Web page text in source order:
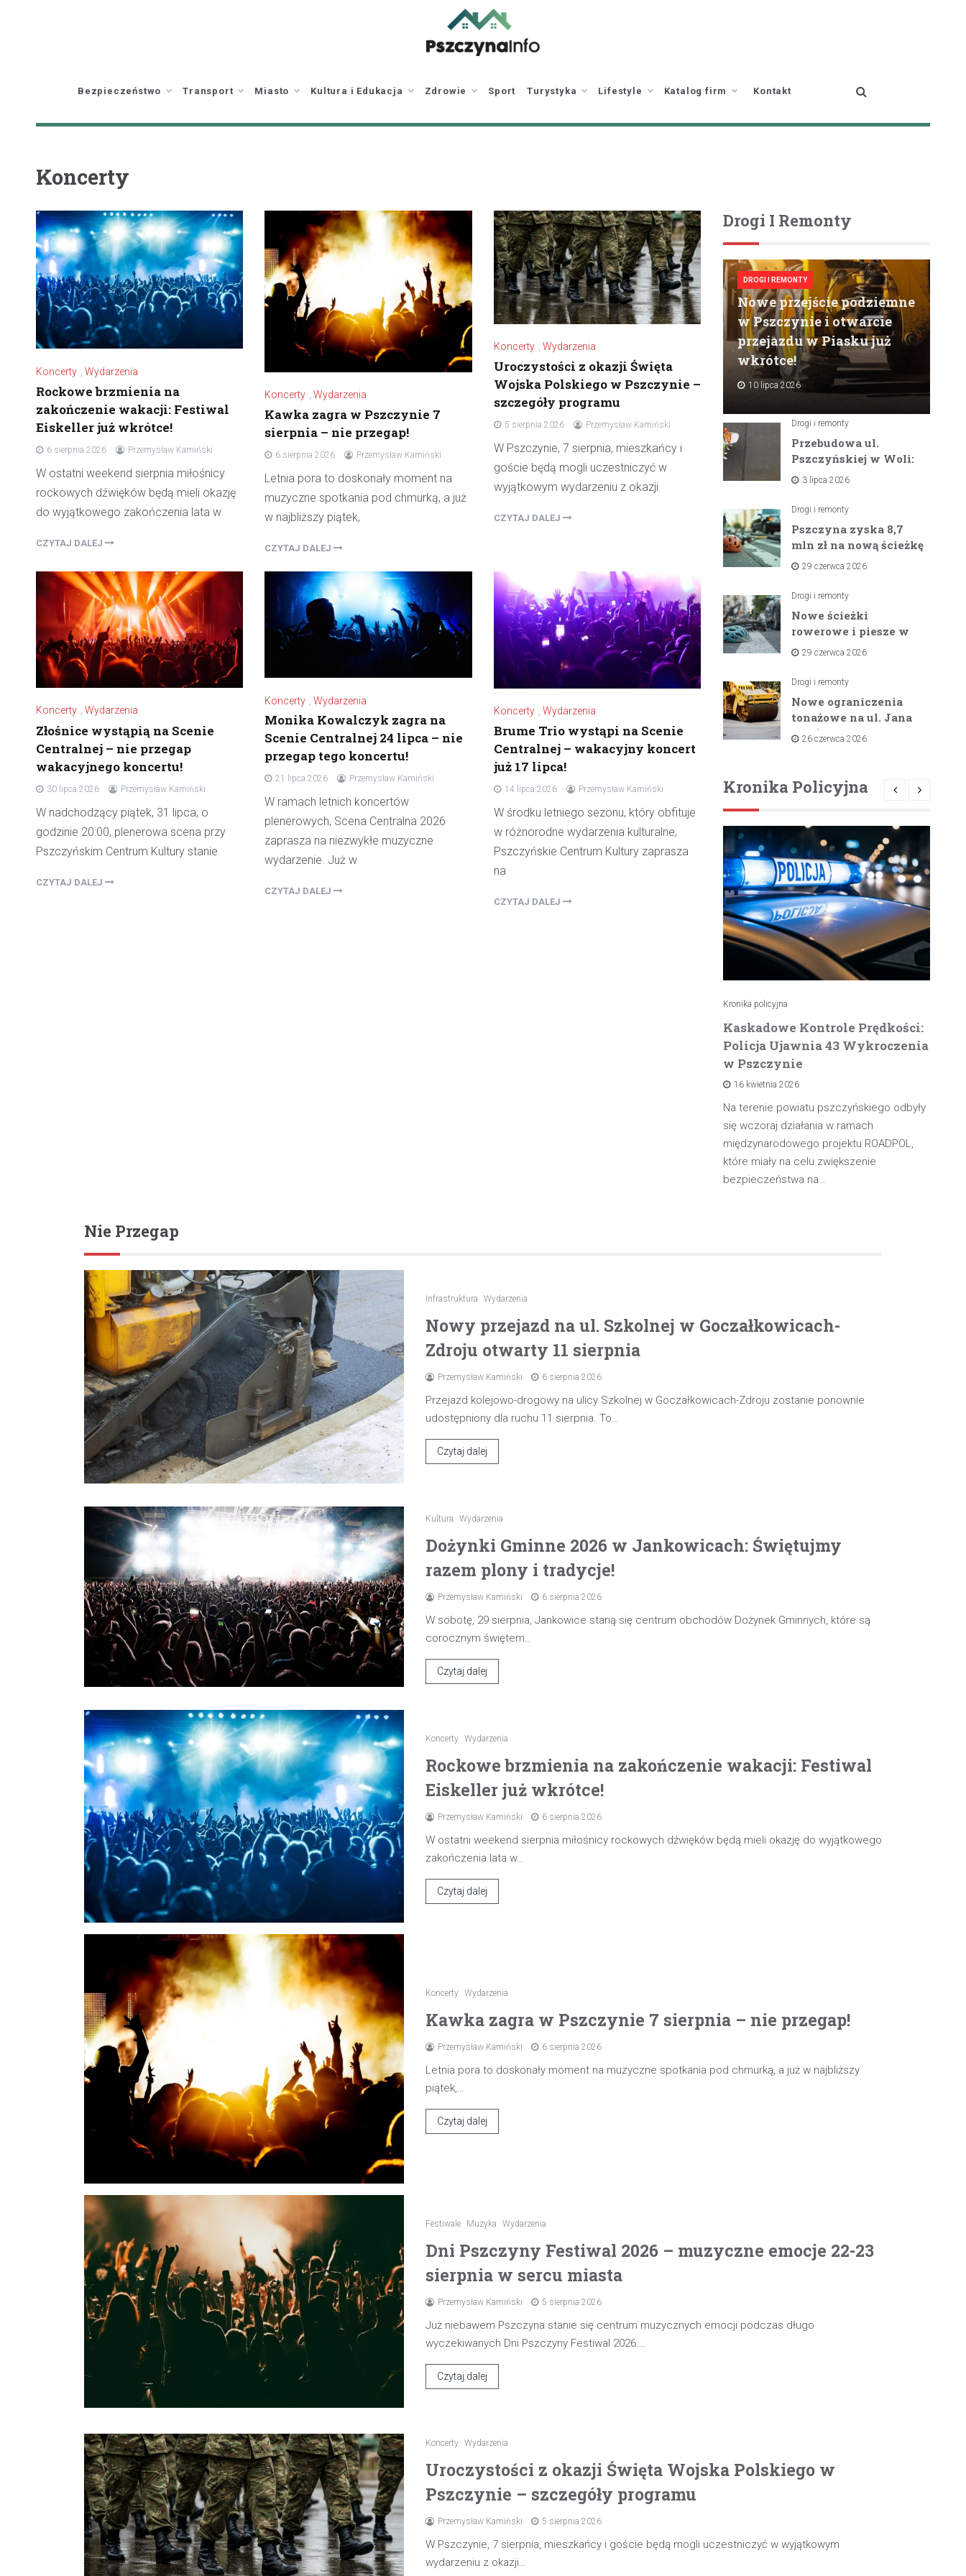
Bezpieczeństwo Transport Miasto Kultura i Edukacja Zdrowie Sport Turystyka Lifestyle Katalog firm Kontakt
Koncerty
Koncerty Wydarzenia
Rockowe brzmienia na
zakończenie wakacji: Festiwal
Eiskeller już wkrótce!
6 sierpnia 2026 Przemysław Kamiński
W ostatni weekend sierpnia miłośnicy
rockowych dźwięków będą mieli okazję
do wyjątkowego zakończenia lata w
CZYTAJ DALEJ
Koncerty ,Wydarzenia
Kawka zagra w Pszczynie 7
sierpnia – nie przegap!
6 sierpnia 2026 Przemysław Kamiński
Letnia pora to doskonały moment na
muzyczne spotkania pod chmurką, a już
w najbliższy piątek,
CZYTAJ DALEJ
Koncerty Wydarzenia
Uroczystości z okazji Święta
Wojska Polskiego w Pszczynie –
szczegóły programu
5 sierpnia 2026 Przemysław Kamiński
W Pszczynie, 7 sierpnia, mieszkańcy i
goście będą mogli uczestniczyć w
wyjątkowym wydarzeniu z okazji
CZYTAJ DALEJ
Koncerty , Wydarzenia
Złośnice wystąpią na Scenie
Centralnej – nie przegap
wakacyjnego koncertu!
30 lipca 2026 Przemysław Kamiński
W nadchodzący piątek, 31 lipca, o
godzinie 20:00, plenerowa scena przy
Pszczyńskim Centrum Kultury stanie
CZYTAJ DALEJ
Koncerty ,Wydarzenia
Monika Kowalczyk zagra na
Scenie Centralnej 24 lipca – nie
przegap tego koncertu!
21 lipca 2026 Przemysław Kamiński
W ramach letnich koncertów
plenerowych, Scena Centralna 2026
zaprasza na niezwykłe muzyczne
wydarzenie. Już w
CZYTAJ DALEJ
Koncerty Wydarzenia
Brume Trio wystąpi na Scenie
Centralnej – wakacyjny koncert
już 17 lipca!
14 lipca 2026 Przemysław Kamiński
W środku letniego sezonu, który obfituje
w różnorodne wydarzenia kulturalne,
Pszczyńskie Centrum Kultury zaprasza
na
CZYTAJ DALEJ
Drogi I Remonty
DROGI I REMONTY
Nowe przejście podziemne
w Pszczynie i otwarcie
przejazdu w Piasku już
wkrótce!
10 lipca 2026
Drogi i remonty
Przebudowa ul.
Pszczyńskiej w Woli:
Wielka inwestycja
horyzoncie
3 lipca 2026
Drogi i remonty
Pszczyna zyska 8,7
mln zł na nową ścieżkę
rowerową między
29 czerwca 2026
Drogi i remonty
Nowe ścieżki
rowerowe i piesze w
gminach Suszec i
unijnemu wsparciu
29 czerwca 2026
Drogi i remonty
Nowe ograniczenia
tonażowe na ul. Jana
Pawła II i ul. Łącznej
26 czerwca 2026
Kronika Policyjna
Kronika policyjna
Kaskadowe Kontrole Prędkości:
Policja Ujawnia 43 Wykroczenia
w Pszczynie
16 kwietnia 2026
Na terenie powiatu pszczyńskiego odbyły
się wczoraj działania w ramach
międzynarodowego projektu ROADPOL,
które miały na celu zwiększenie
bezpieczeństwa na…
Nie Przegap
Infrastruktura Wydarzenia
Nowy przejazd na ul. Szkolnej w Goczałkowicach-
Zdroju otwarty 11 sierpnia
Przemysław Kamiński 6 sierpnia 2026
Przejazd kolejowo-drogowy na ulicy Szkolnej w Goczałkowicach-Zdroju zostanie ponownie
udostępniony dla ruchu 11 sierpnia. To…
Czytaj dalej
Kultura Wydarzenia
Dożynki Gminne 2026 w Jankowicach: Świętujmy
razem plony i tradycje!
Przemysław Kamiński 6 sierpnia 2026
W sobotę, 29 sierpnia, Jankowice staną się centrum obchodów Dożynek Gminnych, które są
corocznym świętem…
Czytaj dalej
Koncerty Wydarzenia
Rockowe brzmienia na zakończenie wakacji: Festiwal
Eiskeller już wkrótce!
Przemysław Kamiński 6 sierpnia 2026
W ostatni weekend sierpnia miłośnicy rockowych dźwięków będą mieli okazję do wyjątkowego
zakończenia lata w…
Czytaj dalej
Koncerty Wydarzenia
Kawka zagra w Pszczynie 7 sierpnia – nie przegap!
Przemysław Kamiński 6 sierpnia 2026
Letnia pora to doskonały moment na muzyczne spotkania pod chmurką, a już w najbliższy
piątek,…
Czytaj dalej
Festiwale Muzyka Wydarzenia
Dni Pszczyny Festiwal 2026 – muzyczne emocje 22-23
sierpnia w sercu miasta
Przemysław Kamiński 5 sierpnia 2026
Już niebawem Pszczyna stanie się centrum muzycznych emocji podczas długo
wyczekiwanych Dni Pszczyny Festiwal 2026.…
Czytaj dalej
Koncerty Wydarzenia
Uroczystości z okazji Święta Wojska Polskiego w
Pszczynie – szczegóły programu
Przemysław Kamiński 5 sierpnia 2026
W Pszczynie, 7 sierpnia, mieszkańcy i goście będą mogli uczestniczyć w wyjątkowym
wydarzeniu z okazji…